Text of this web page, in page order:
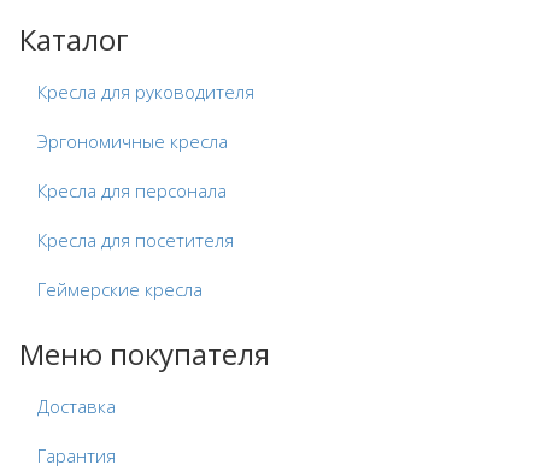
Каталог
Кресла для руководителя
Эргономичные кресла
Кресла для персонала
Кресла для посетителя
Геймерские кресла
Меню покупателя
Доставка
Гарантия